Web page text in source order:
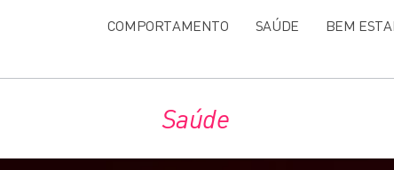
COMPORTAMENTO SAÚDE BEM
Saúde